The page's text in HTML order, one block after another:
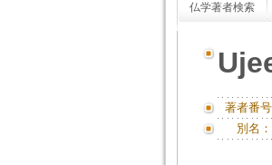
仏学著者検索
著者番号
別名：